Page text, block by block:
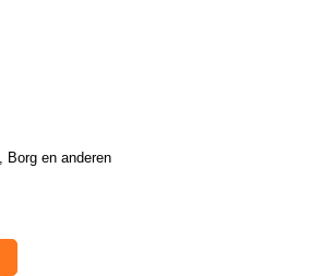
Borg en anderen